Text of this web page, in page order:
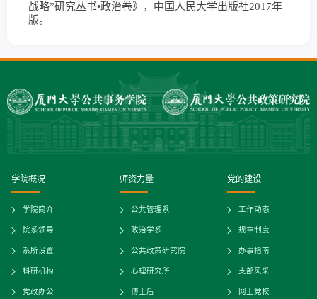
战略”研究丛书•政治卷》，中国人民大学出版社2017年
版。
学院概况
学院简介
院系领导
系所设置
科研机构
党政办公
师资力量
公共管理系
政治学系
公共政策研究院
心理研究所
博士后
党的建设
工作动态
规章制度
办事指南
支部风采
网上党校